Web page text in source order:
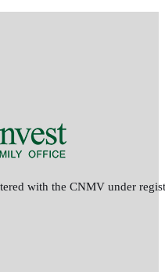
with the CNMV under